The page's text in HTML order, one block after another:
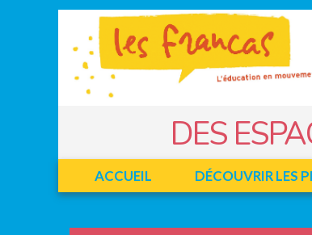
DES
ACCUEIL DÉCOUVRIR LES
FacebookTwitter
Panneau de gestion des cookies